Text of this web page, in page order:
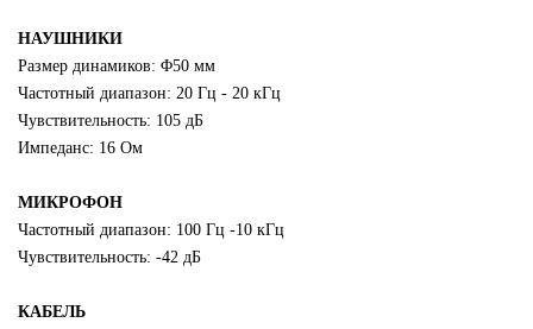
НАУШНИКИ
Размер динамиков: Φ50 мм
Частотный диапазон: 20 Гц - 20 кГц
Чувствительность: 105 дБ
Импеданс: 16 Ом
МИКРОФОН
Частотный диапазон: 100 Гц -10 кГц
Чувствительность: -42 дБ
КАБЕЛЬ